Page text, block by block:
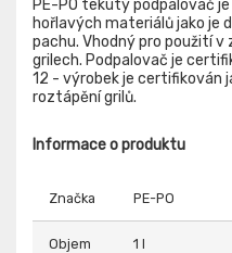
PE-PO tekutý podpalovač
hořlavých materiálů jako je
pachu. Vhodný pro použití
grilech. Podpalovač je
12 - výrobek je certifikován
roztápění grilů.
Informace o produktu
Značka PE-PO
Objem 1 l